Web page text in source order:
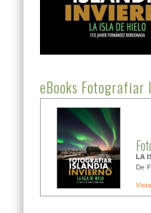
eBooks Fotografiar
LA
De